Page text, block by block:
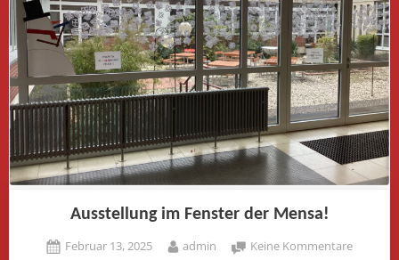
Ausstellung im Fenster der Mensa!
Posted
Februar 13, 2025 By
admin Keine Kommentarezu